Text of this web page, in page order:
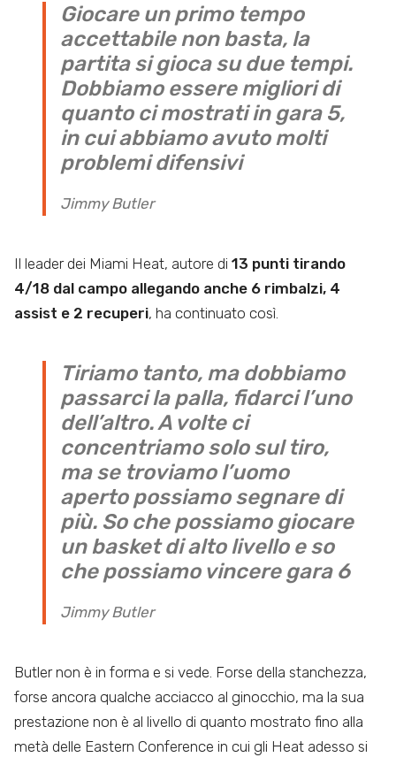
Giocare un primo tempo
accettabile non basta, la
partita si gioca su due tempi.
Dobbiamo essere migliori di
quanto ci mostrati in gara 5,
in cui abbiamo avuto molti
problemi difensivi
Jimmy Butler
Il leader dei Miami Heat, autore di 13 punti tirando
4/18 dal campo allegando anche 6 rimbalzi, 4
assist e 2 recuperi, ha continuato così.
Tiriamo tanto, ma dobbiamo
passarci la palla, fidarci l’uno
dell’altro. A volte ci
concentriamo solo sul tiro,
ma se troviamo l’uomo
aperto possiamo segnare di
più. So che possiamo giocare
un basket di alto livello e so
che possiamo vincere gara 6
Jimmy Butler
Butler non è in forma e si vede. Forse della stanchezza,
forse ancora qualche acciacco al ginocchio, ma la sua
prestazione non è al livello di quanto mostrato fino alla
metà delle Eastern Conference in cui gli Heat adesso si